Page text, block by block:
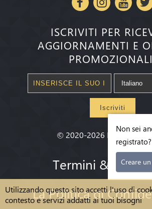
Utilizzando questo sito accetti l'uso di
contesto e servizi addatti ai tuoi bisogni
ISCRIVITI PER
AGGIORNAMENTI E
Iscriviti
© 2020-2026 Millenium
Termini &
La Politica di
Non sei
registrato?
Creare